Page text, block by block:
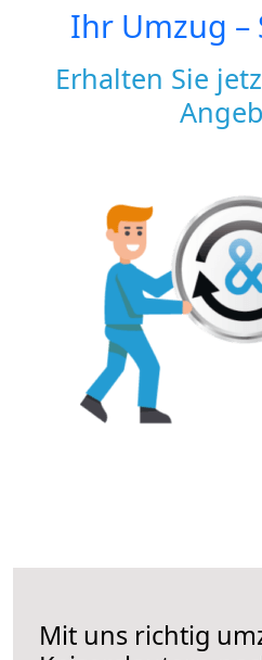
Ihr Umzug –
Erhalten Sie
Mit uns richtig